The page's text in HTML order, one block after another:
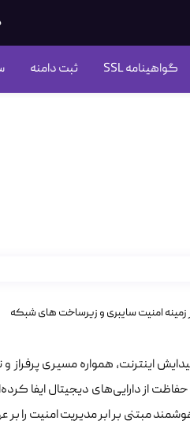
گواهینامه SSL ثبت دامنه
امنیت سایبری و زیرساخت های شبکه
اینترنت، همواره مسیری
مبتنی بر ابر مدیریت امنیت را بر